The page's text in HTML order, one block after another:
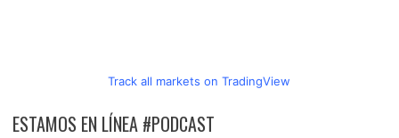
Track all markets on TradingView
ESTAMOS EN LÍNEA #PODCAST